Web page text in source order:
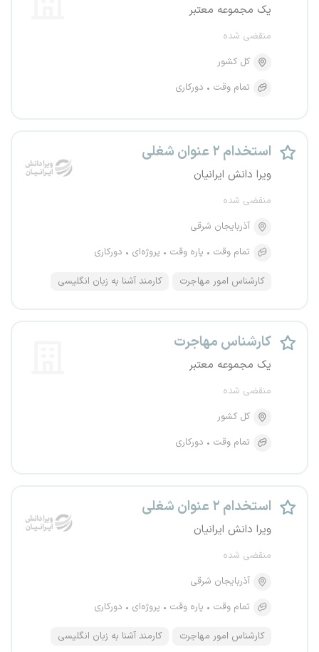
یک مجموعه معتبر
منقضی شده
کل کشور
تمام وقت
دورکاری
استخدام ۲ عنوان شغلی
ویرا دانش ایرانیان
منقضی شده
آذربایجان شرقی
تمام وقت
پاره وقت پروژه‌ای دورکاری
کارشناس امور مهاجرت کارمند آشنا به زبان انگلیسی
کارشناس مهاجرت
یک مجموعه معتبر
منقضی شده
کل کشور
تمام وقت
دورکاری
استخدام ۲ عنوان شغلی
ویرا دانش ایرانیان
منقضی شده
آذربایجان شرقی
تمام وقت
پاره وقت پروژه‌ای دورکاری
کارشناس امور مهاجرت کارمند آشنا به زبان انگلیسی